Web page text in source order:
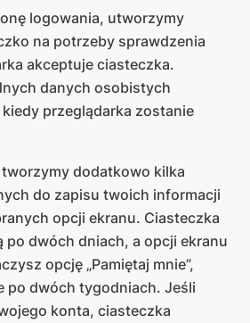
logowania, utworzymy
na potrzeby sprawdzenia
akceptuje ciasteczka.
danych osobistych
przeglądarka zostanie
dodatkowo kilka
do zapisu twoich informacji
opcji ekranu. Ciasteczka
po dwóch dniach, a opcji ekranu
opcję „Pamiętaj mnie”,
po dwóch tygodniach. Jeśli
konta, ciasteczka